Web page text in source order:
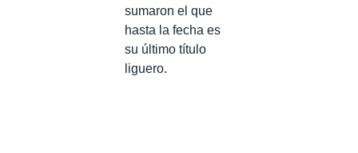
sumaron el que
hasta la fecha es
su último título
liguero.